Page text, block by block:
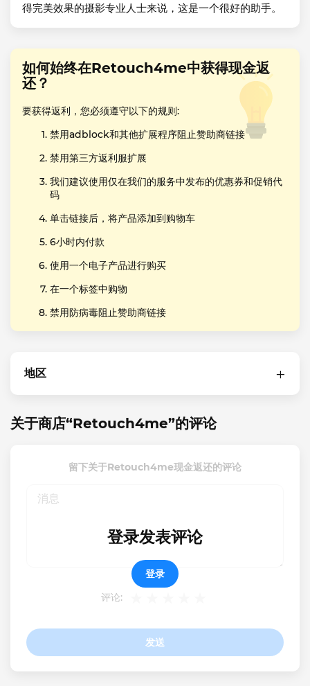
得完美效果的摄影专业人士来说，这是一个很好的助手。
如何始终在Retouch4me中获得现金返
还？
要获得返利，您必须遵守以下的规则:
禁用adblock和其他扩展程序阻止赞助商链接
禁用第三方返利服扩展
我们建议使用仅在我们的服务中发布的优惠券和促销代
码
单击链接后，将产品添加到购物车
6小时内付款
使用一个电子产品进行购买
在一个标签中购物
禁用防病毒阻止赞助商链接
地区
关于商店“Retouch4me”的评论
留下关于Retouch4me现金返还的评论
评论:
发送
登录发表评论
登录